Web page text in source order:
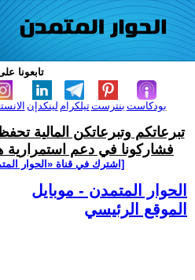
تابعونا
لينكدإن تيلكرامبنترست بودكاست
تبرعاتكم وتبرعاتكن المالية
فشاركونا في دعم استمرارية
[اشترك في قناة ‫«الحوار
الحوار المتمدن - موبايل
الموقع الرئيسي